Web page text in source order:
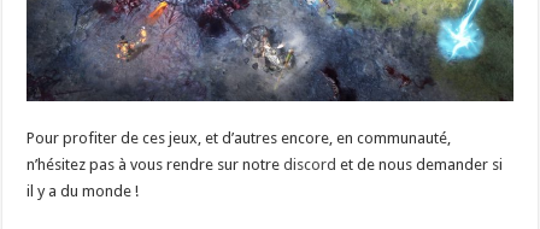
Pour profiter de ces jeux, et d’autres encore, en communauté,
n’hésitez pas à vous rendre sur notrediscord et de nous demander si
il y a du monde !